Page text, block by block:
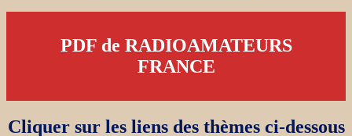
PDF de RADIOAMATEURS
FRANCE
Cliquer sur les liens des thèmes ci-dessous